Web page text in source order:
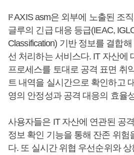
I² AXIS asm은 외부에 노출된 조
글루의 긴급 대응 등급(IEAC,
Classification) 기반 정보를 결합
선 처리하는 서비스다. IT 자산에
프로세스를 토대로 공격 표면 취
트 내역을 실시간으로 확인하고
영의 안정성과 공격 대응의 효율
사용자들은 IT 자산에 연관된 공
정보 확인 기능을 통해 잔존 위험
다. 또 실시간 위협 우선순위와